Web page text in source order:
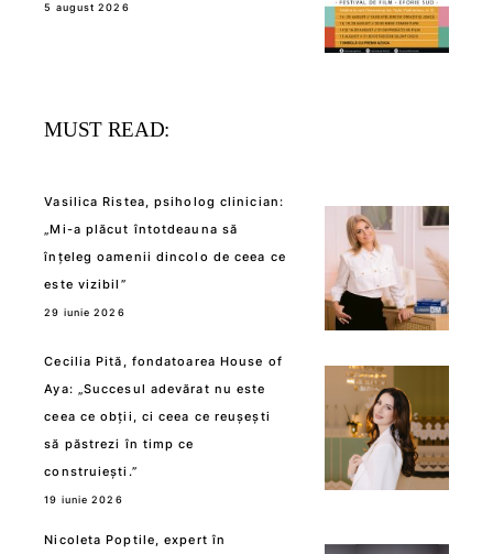
5 august 2026
MUST READ:
Vasilica Ristea, psiholog clinician:
„Mi-a plăcut întotdeauna să
înțeleg oamenii dincolo de ceea ce
este vizibil”
29 iunie 2026
Cecilia Pită, fondatoarea House of
Aya: „Succesul adevărat nu este
ceea ce obții, ci ceea ce reușești
să păstrezi în timp ce
construiești.”
19 iunie 2026
Nicoleta Poptile, expert în